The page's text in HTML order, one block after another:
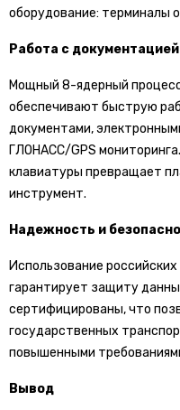
оборудование: терминалы
Работа с документацией
Мощный 8-ядерный
обеспечивают быструю
документами,
ГЛОНАСС/GPS
клавиатуры превращает
инструмент.
Надежность и
Использование
гарантирует защиту
сертифицированы, что
государственных
повышенными
Вывод